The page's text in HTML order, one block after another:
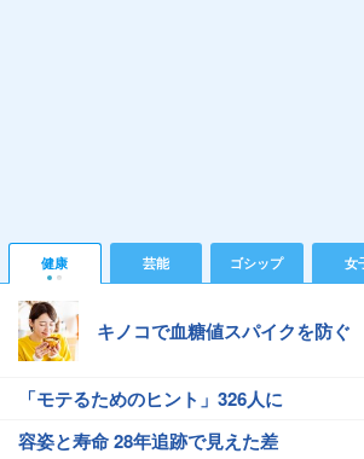
健康 芸能 ゴシップ 女
キノコで血糖値スパイクを防ぐ
「モテるためのヒント」326人に
容姿と寿命 28年追跡で見えた差